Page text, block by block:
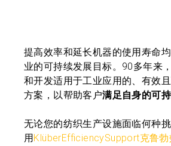
提高效率和延长机器的使用寿命
业的可持续发展目标。90多年来
和开发适用于工业应用的、有效
方案，以帮助客户满足自身的可
无论您的纺织生产设施面临何种
用KlüberEfficiencySupport克鲁